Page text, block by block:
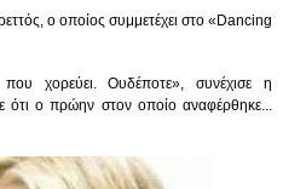
ο οποίος συμμετέχει στο «Dancing
χορεύει. Ουδέποτε», συνέχισε η
ότι ο πρώην στον οποίο αναφέρθηκε...